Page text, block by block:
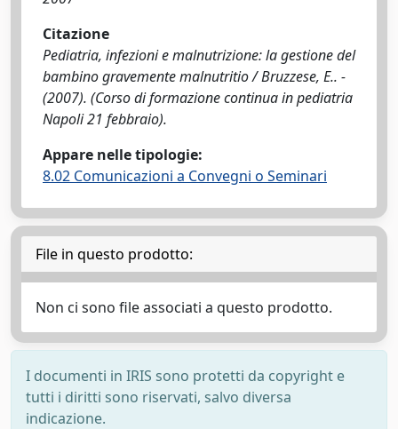
Citazione
Pediatria, infezioni e malnutrizione: la gestione del
bambino gravemente malnutritio / Bruzzese, E.. -
(2007). (Corso di formazione continua in pediatria
Napoli 21 febbraio).
Appare nelle tipologie:
8.02 Comunicazioni a Convegni o Seminari
File in questo prodotto:
Non ci sono file associati a questo prodotto.
I documenti in IRIS sono protetti da copyright e
tutti i diritti sono riservati, salvo diversa
indicazione.